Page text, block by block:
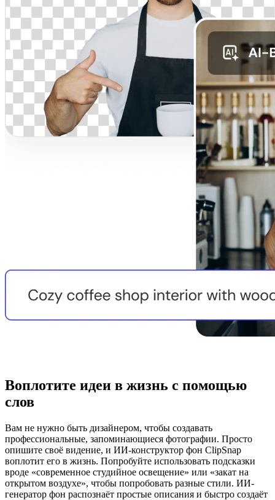
Воплотите идеи в жизнь с помощью
слов
Вам не нужно быть дизайнером, чтобы создавать
профессиональные, запоминающиеся фотографии. Просто
опишите своё видение, и ИИ-конструктор фон ClipSnap
воплотит его в жизнь. Попробуйте использовать подсказки
вроде «современное студийное освещение» или «закат на
открытом воздухе», чтобы попробовать разные стили. ИИ-
генератор фон распознаёт простые описания и быстро создаёт